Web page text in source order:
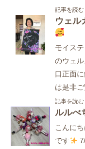
記事を読む
ウェル
モイス
のウェ
口正面
は是非
記事を読む
ルルべ
こんに
です